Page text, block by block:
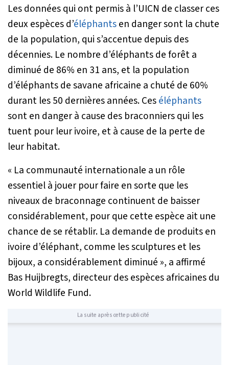
Les données qui ont permis à l’UICN de classer ces
deux espèces d’éléphantsen danger sont la chute
de la population, qui s’accentue depuis des
décennies. Le nombre d’éléphants de forêt a
diminué de 86% en 31 ans, et la population
d’éléphants de savane africaine a chuté de 60%
durant les 50 dernières années. Ceséléphants
sont en danger à cause des braconniers qui les
tuent pour leur ivoire, et à cause de la perte de
leur habitat.
« La communauté internationale a un rôle
essentiel à jouer pour faire en sorte que les
niveaux de braconnage continuent de baisser
considérablement, pour que cette espèce ait une
chance de se rétablir. La demande de produits en
ivoire d’éléphant, comme les sculptures et les
bijoux, a considérablement diminué », a affirmé
Bas Huijbregts, directeur des espèces africaines du
World Wildlife Fund.
La suite après cette publicité